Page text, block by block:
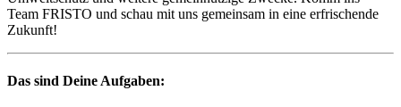
Team FRISTO und schau mit uns gemeinsam in eine erfrischende
Zukunft!
Das sind Deine Aufgaben: